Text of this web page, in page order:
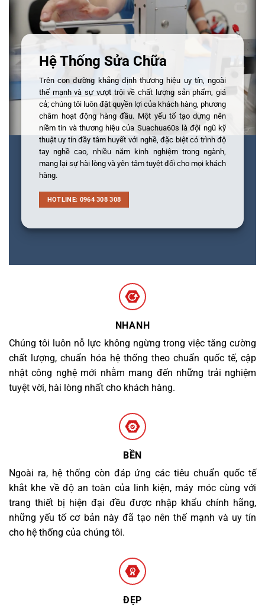
Hệ Thống Sửa Chữa
Trên con đường khẳng định thương hiệu uy tín, ngoài
thế mạnh và sự vượt trội về chất lượng sản phẩm, giá
cả; chúng tôi luôn đặt quyền lợi của khách hàng, phương
châm hoạt động hàng đầu. Một yếu tố tạo dựng nên
niềm tin và thương hiệu của Suachua60s là đội ngũ kỹ
thuật uy tín đầy tâm huyết với nghề, đặc biệt có trình độ
tay nghề cao, nhiều năm kinh nghiệm trong ngành,
mang lại sự hài lòng và yên tâm tuyệt đối cho mọi khách
hàng.
HOTLINE: 0964 308 308
NHANH
Chúng tôi luôn nỗ lực không ngừng trong việc tăng cường
chất lượng, chuẩn hóa hệ thống theo chuẩn quốc tế, cập
nhật công nghệ mới nhằm mang đến những trải nghiệm
tuyệt vời, hài lòng nhất cho khách hàng.
BỀN
Ngoài ra, hệ thống còn đáp ứng các tiêu chuẩn quốc tế
khắt khe về độ an toàn của linh kiện, máy móc cùng với
trang thiết bị hiện đại đều được nhập khẩu chính hãng,
những yếu tố cơ bản này đã tạo nên thế mạnh và uy tín
cho hệ thống của chúng tôi.
ĐẸP